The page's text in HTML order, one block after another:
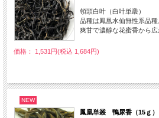
領頭白叶（白叶単叢）
品種は鳳凰水仙無性系品種
爽甘で濃醇な花蜜香から広
価格： 1,531円(税込 1,684円)
NEW
鳳凰単叢 鴨尿香（15ｇ）